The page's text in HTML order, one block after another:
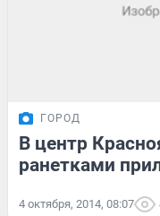
ГОРОД
В центр
ранетками
4 октября, 2014, 08:07